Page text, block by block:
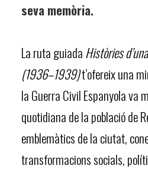
seva memòria.
La ruta guiadaHistòries
(1936–1939)t’ofereix una
la Guerra Civil Espanyola va
quotidiana de la població de
emblemàtics de la ciutat,
transformacions socials,